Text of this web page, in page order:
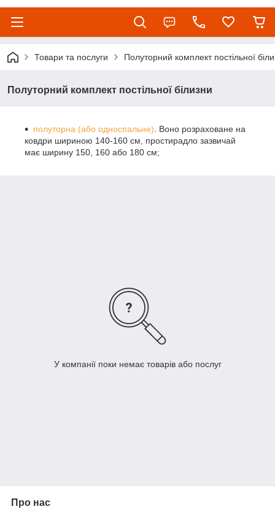
Товари та послуги Полуторний комплект постільної
Полуторний комплект постільної білизни
полуторна (або односпальне) . Воно розраховане на
ковдри шириною 140-160 см, простирадло зазвичай
має ширину 150, 160 або 180 см;
У компанії поки немає товарів або послуг
Про нас